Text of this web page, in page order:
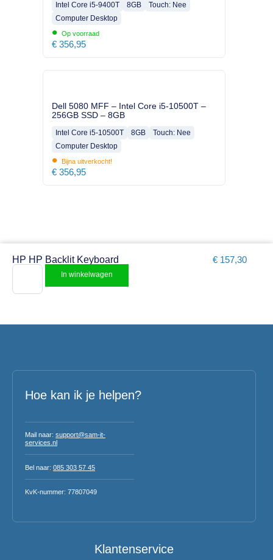
Intel Core i5-9400T 8GB
Touch: Nee
Computer Desktop
• Op voorraad
€ 356,95
Dell 5080 MFF – Intel Core i5-10500T –
256GB SSD – 8GB
Intel Core i5-10500T 8GB
Touch: Nee
Computer Desktop
• Bijna uitverkocht!
€ 356,95
HP HP Backlit Keyboard € 157,30
In winkelwagen
Hoe kan ik je helpen?
Mail naar: support@sam-it-
services.nl
Bel naar: 085 303 57 45
KvK-nummer: 77807049
Klantenservice